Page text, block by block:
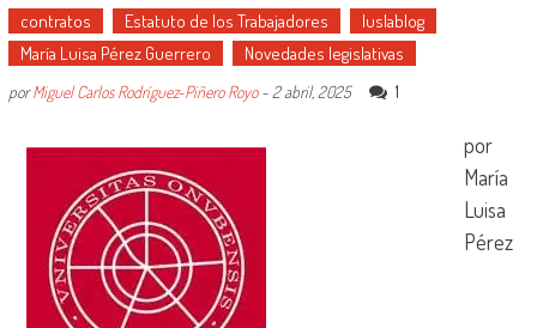
contratos Estatuto de los Trabajadores
Iuslablog
María Luisa Pérez Guerrero
Novedades legislativas
porMiguel Carlos Rodríguez-Piñero Royo- 2 abril, 2025 1
por
María
Luisa
Pérez